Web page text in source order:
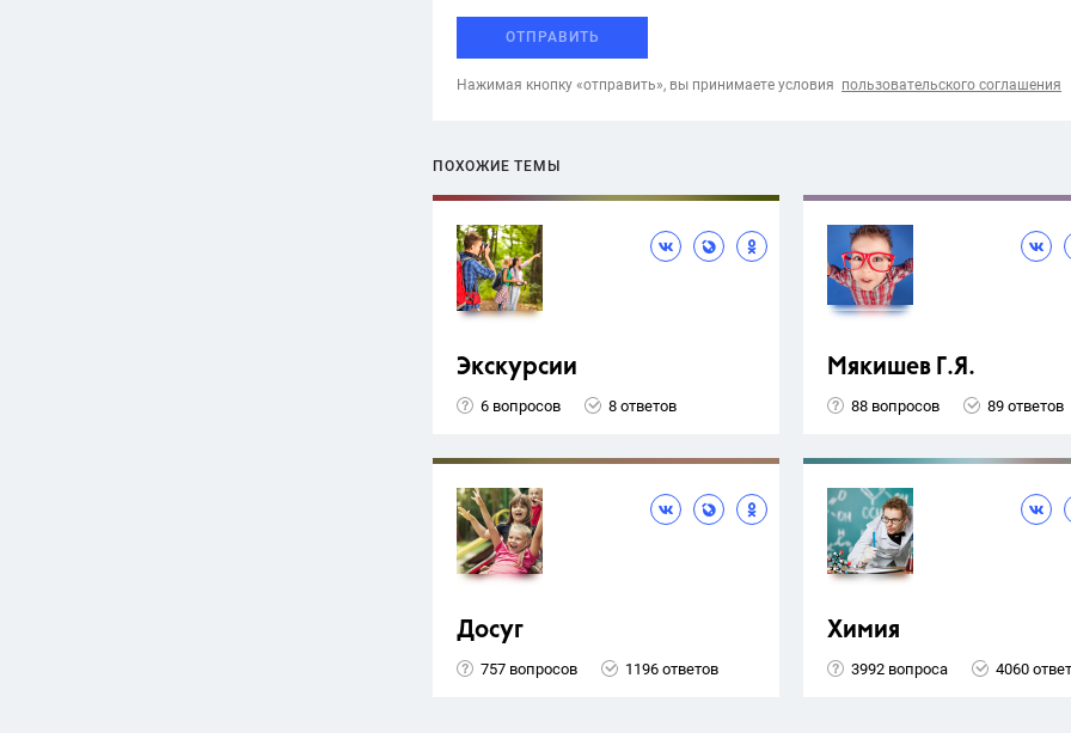
ОТПРАВИТЬ
Нажимая кнопку «отправить», вы принимаете условия пользовательского соглашения
ПОХОЖИЕ ТЕМЫ
Экскурсии
6 вопросов 8 ответов
Мякишев Г.Я.
88 вопросов 89 ответов
Досуг
757 вопросов 1196 ответов
Химия
3992 вопроса 4060